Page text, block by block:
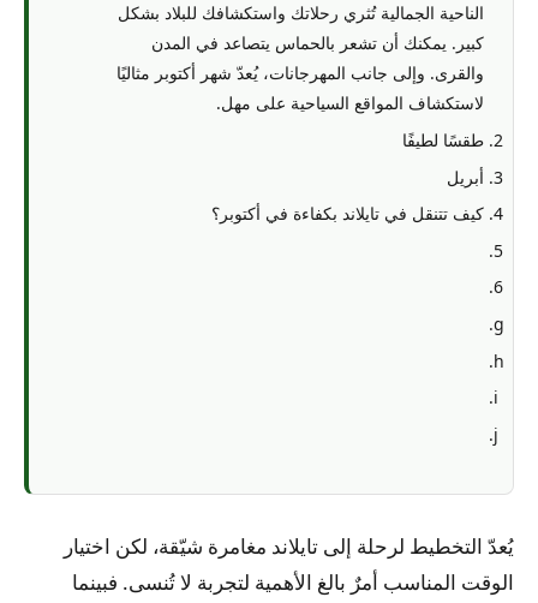
الناحية الجمالية تُثري رحلاتك واستكشافك للبلاد بشكل
كبير. يمكنك أن تشعر بالحماس يتصاعد في المدن
والقرى. وإلى جانب المهرجانات، يُعدّ شهر أكتوبر مثاليًا
لاستكشاف المواقع السياحية على مهل.
طقسًا لطيفًا
أبريل
كيف تتنقل في تايلاند بكفاءة في أكتوبر؟
يُعدّ التخطيط لرحلة إلى تايلاند مغامرة شيّقة، لكن اختيار
الوقت المناسب أمرٌ بالغ الأهمية لتجربة لا تُنسى. فبينما